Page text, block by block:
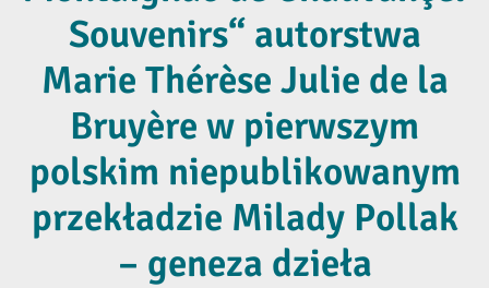
Souvenirs“ autorstwa
Marie Thérèse Julie de la
Bruyère w pierwszym
polskim niepublikowanym
przekładzie Milady Pollak
– geneza dzieła